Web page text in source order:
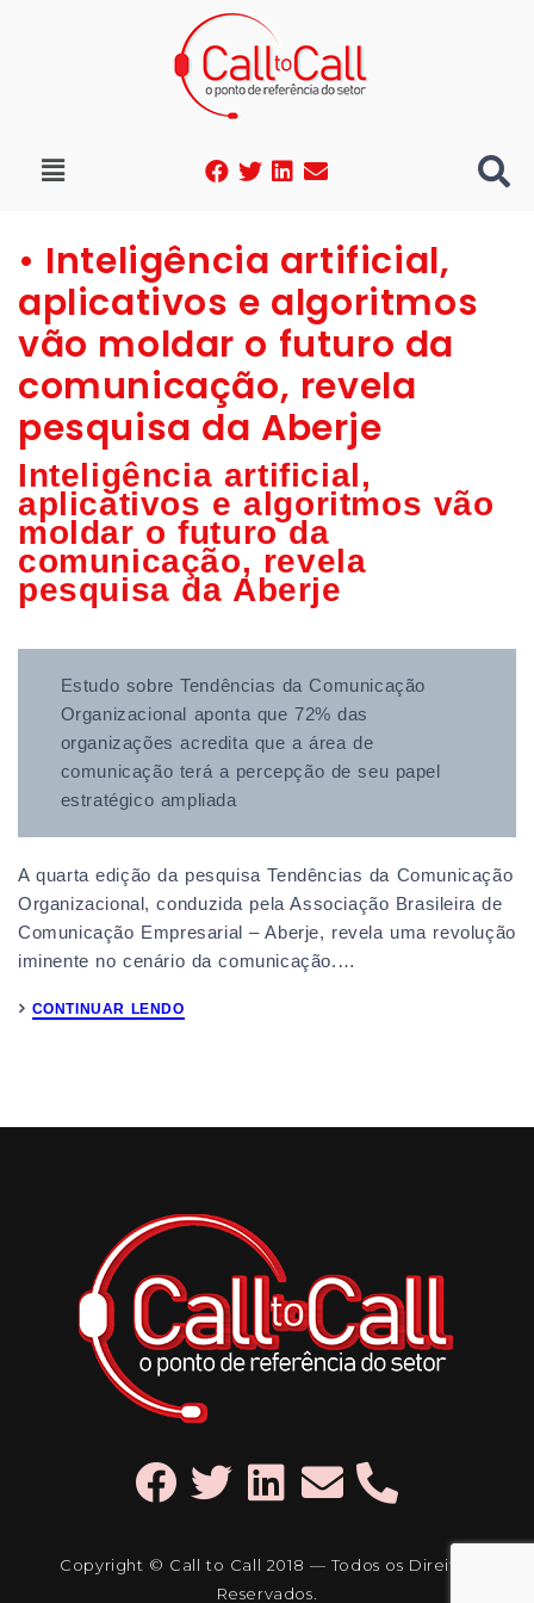
• Inteligência artificial,
aplicativos e algoritmos
vão moldar o futuro da
comunicação, revela
pesquisa da Aberje
Inteligência artificial,
aplicativos e algoritmos vão
moldar o futuro da
comunicação, revela
pesquisa da Aberje
Estudo sobre Tendências da Comunicação
Organizacional aponta que 72% das
organizações acredita que a área de
comunicação terá a percepção de seu papel
estratégico ampliada
A quarta edição da pesquisa Tendências da Comunicação
Organizacional, conduzida pela Associação Brasileira de
Comunicação Empresarial – Aberje, revela uma revolução
iminente no cenário da comunicação.…
CONTINUAR LENDO
Copyright © Call to Call 2018 — Todos os Direitos
Reservados.